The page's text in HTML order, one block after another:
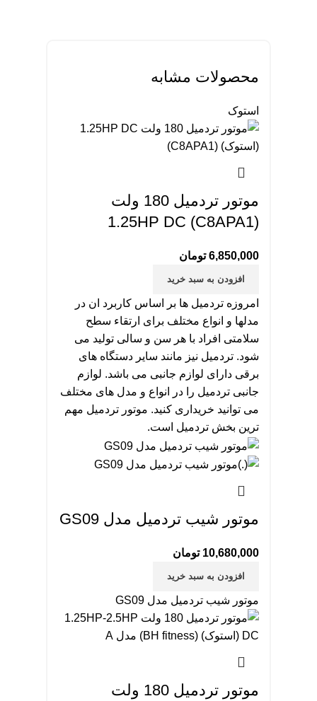
محصولات مشابه
استوک
موتور تردمیل 180 ولت
1.25HP DC (C8APA1)
6,850,000 تومان
افزودن به سبد خرید
امروزه تردمیل ها بر اساس کاربرد ان در
مدلها و انواع مختلف برای ارتقاء سطح
سلامتی افراد با هر سن و سالی تولید می
شود. تردمیل نیز مانند سایر دستگاه های
برقی دارای لوازم جانبی می باشد. لوازم
جانبی تردمیل را در انواع و مدل های مختلف
می توانید خریداری کنید. موتور تردمیل مهم
ترین بخش تردمیل است.
موتور شیب تردمیل مدل GS09
10,680,000 تومان
افزودن به سبد خرید
موتور شیب تردمیل مدل GS09
موتور تردمیل 180 ولت